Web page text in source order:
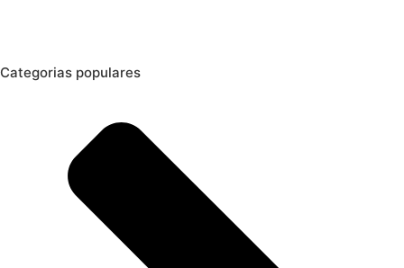
Categorias populares